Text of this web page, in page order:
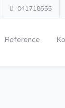
041718555
Reference